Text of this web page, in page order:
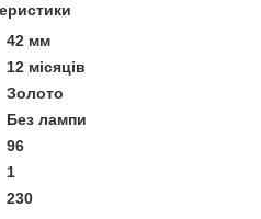
42 мм
12 місяців
Золото
Без лампи
96
1
230